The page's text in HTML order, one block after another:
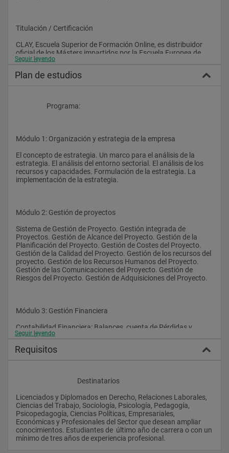
Titulación / Certificación
CLAY, Escuela Superior de Formación Online, es distribuidor
oficial de los Másters impartidos por la Escuela Europea de
Dirección y Empresa (EUDE), quien colabora con el Real Centro
Por ello garantizamos que una vez finalizado el Máster el
alumno recibirá la siguiente titulación:
    - Título Propio Universitario de Máster de postgrado,
expedido por el Real Centro Universitario María Cristina,
adscrito a la Universidad Complutense de Madrid.
(Asociación Española de Escuelas de Negocios) y ANCED
(Asociación Nacional de Centros de Enseñanza a Distancia),
que garantizan la calidad de los programas académicos y la
metodología de estudio.
* Para alumnos internacionales: envío a su domicilio del Título
de Máster certificado y Apostillado por el Convenio de la Haya.
Objetivos:
El objetivo básico del Programa es dotar  a los participantes
los conocimientos y habilidades que les capaciten para ejercer
instituciones, así como profundizar en el desempeño de su
función directiva.
de trabajo, análisis y toma de decisiones de manera rigurosa,
y directivos.
En este master prestamos especial atención a todo lo
relacionado con el marketing y las ventas. Profundizaremos
bajo una perspectiva de dirección, en los campos estratégicos
de gestión y dirección comercial, así como marketing.
Seguir leyendo
Plan de estudios
                    Programa:
Módulo 1: Organización y estrategia de la empresa
El concepto de estrategia. Un marco para el análisis de la
estrategia. El análisis del entorno sectorial. El análisis de los
recursos y capacidades. Formulación de la estrategia. La
implementación de la estrategia.
Módulo 2: Gestión de proyectos
Sistema de Gestión de Proyecto. Gestión integrada de
Proyectos. Gestión de Alcance del Proyecto. Gestión de la
Planificación del Proyecto. Gestión de Costes del Proyecto.
Gestión de la Calidad del Proyecto. Gestión de los recursos del
proyecto. Gestión de los Recursos Humanos del Proyecto.
Gestión de las Comunicaciones del Proyecto. Gestión de
Riesgos del Proyecto. Gestión de Adquisiciones del Proyecto.
Módulo 3: Gestión Financiera
Contabilidad Financiera: Balances, cuenta de Pérdidas y
Ganancias y Memoria. Estructura Económico Financiera de la
de la Empresa. El coste de los recursos financieros a corto
simple: VAN y TIR. Planificación Financiera a corto y largo
Plazo. Autofinanciación de la empresa y Política de
Dividendos.
Módulo 4: Gestión y dirección de personal
Cultura de Empresa. Motivación. Clima Laboral. Liderazgo.
Seguir leyendo
Requisitos
					Destinatarios
Licenciados y Diplomados en Derecho, Relaciones Laborales,
Ciencias del Trabajo, Sociología, Psicología, Pedagogía,
Psicopedagogía, Ciencias Políticas, Empresariales,
Económicas y Profesionales del Sector que desean ampliar
conocimientos. Estudiantes de  último año de carrera o con un
mínimo de tres años de experiencia profesional.